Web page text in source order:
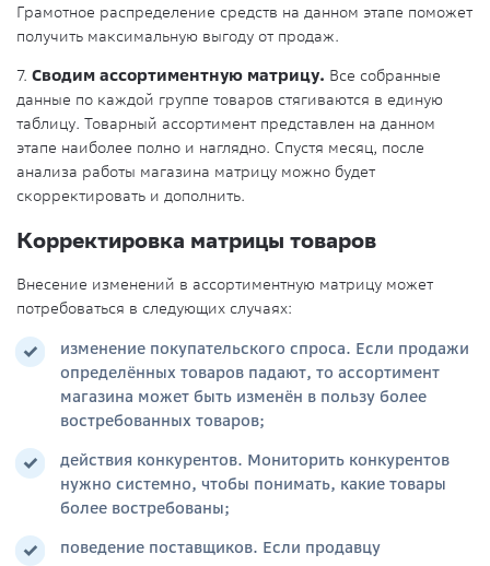
Грамотное распределение средств на данном этапе поможет
получить максимальную выгоду от продаж.
7. Сводим ассортиментную матрицу. Все собранные
данные по каждой группе товаров стягиваются в единую
таблицу. Товарный ассортимент представлен на данном
этапе наиболее полно и наглядно. Спустя месяц, после
анализа работы магазина матрицу можно будет
скорректировать и дополнить.
Корректировка матрицы товаров
Внесение изменений в ассортиментную матрицу может
потребоваться в следующих случаях:
изменение покупательского спроса. Если продажи
определённых товаров падают, то ассортимент
магазина может быть изменён в пользу более
востребованных товаров;
действия конкурентов. Мониторить конкурентов
нужно системно, чтобы понимать, какие товары
более востребованы;
поведение поставщиков. Если продавцу